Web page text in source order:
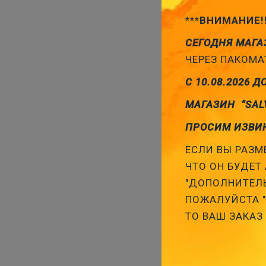
СЕГОДНЯ
ЧЕРЕЗ
С 10.08.2026
МАГАЗИН
ПРОСИМ
ЕСЛИ ВЫ
ЧТО ОН БУДЕТ
ПОЖАЛУЙСТА
ТО ВАШ ЗАКАЗ